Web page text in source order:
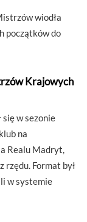
wiodła
początków do
Krajowych
w sezonie
na
Realu Madryt,
rzędu. Format był
w systemie